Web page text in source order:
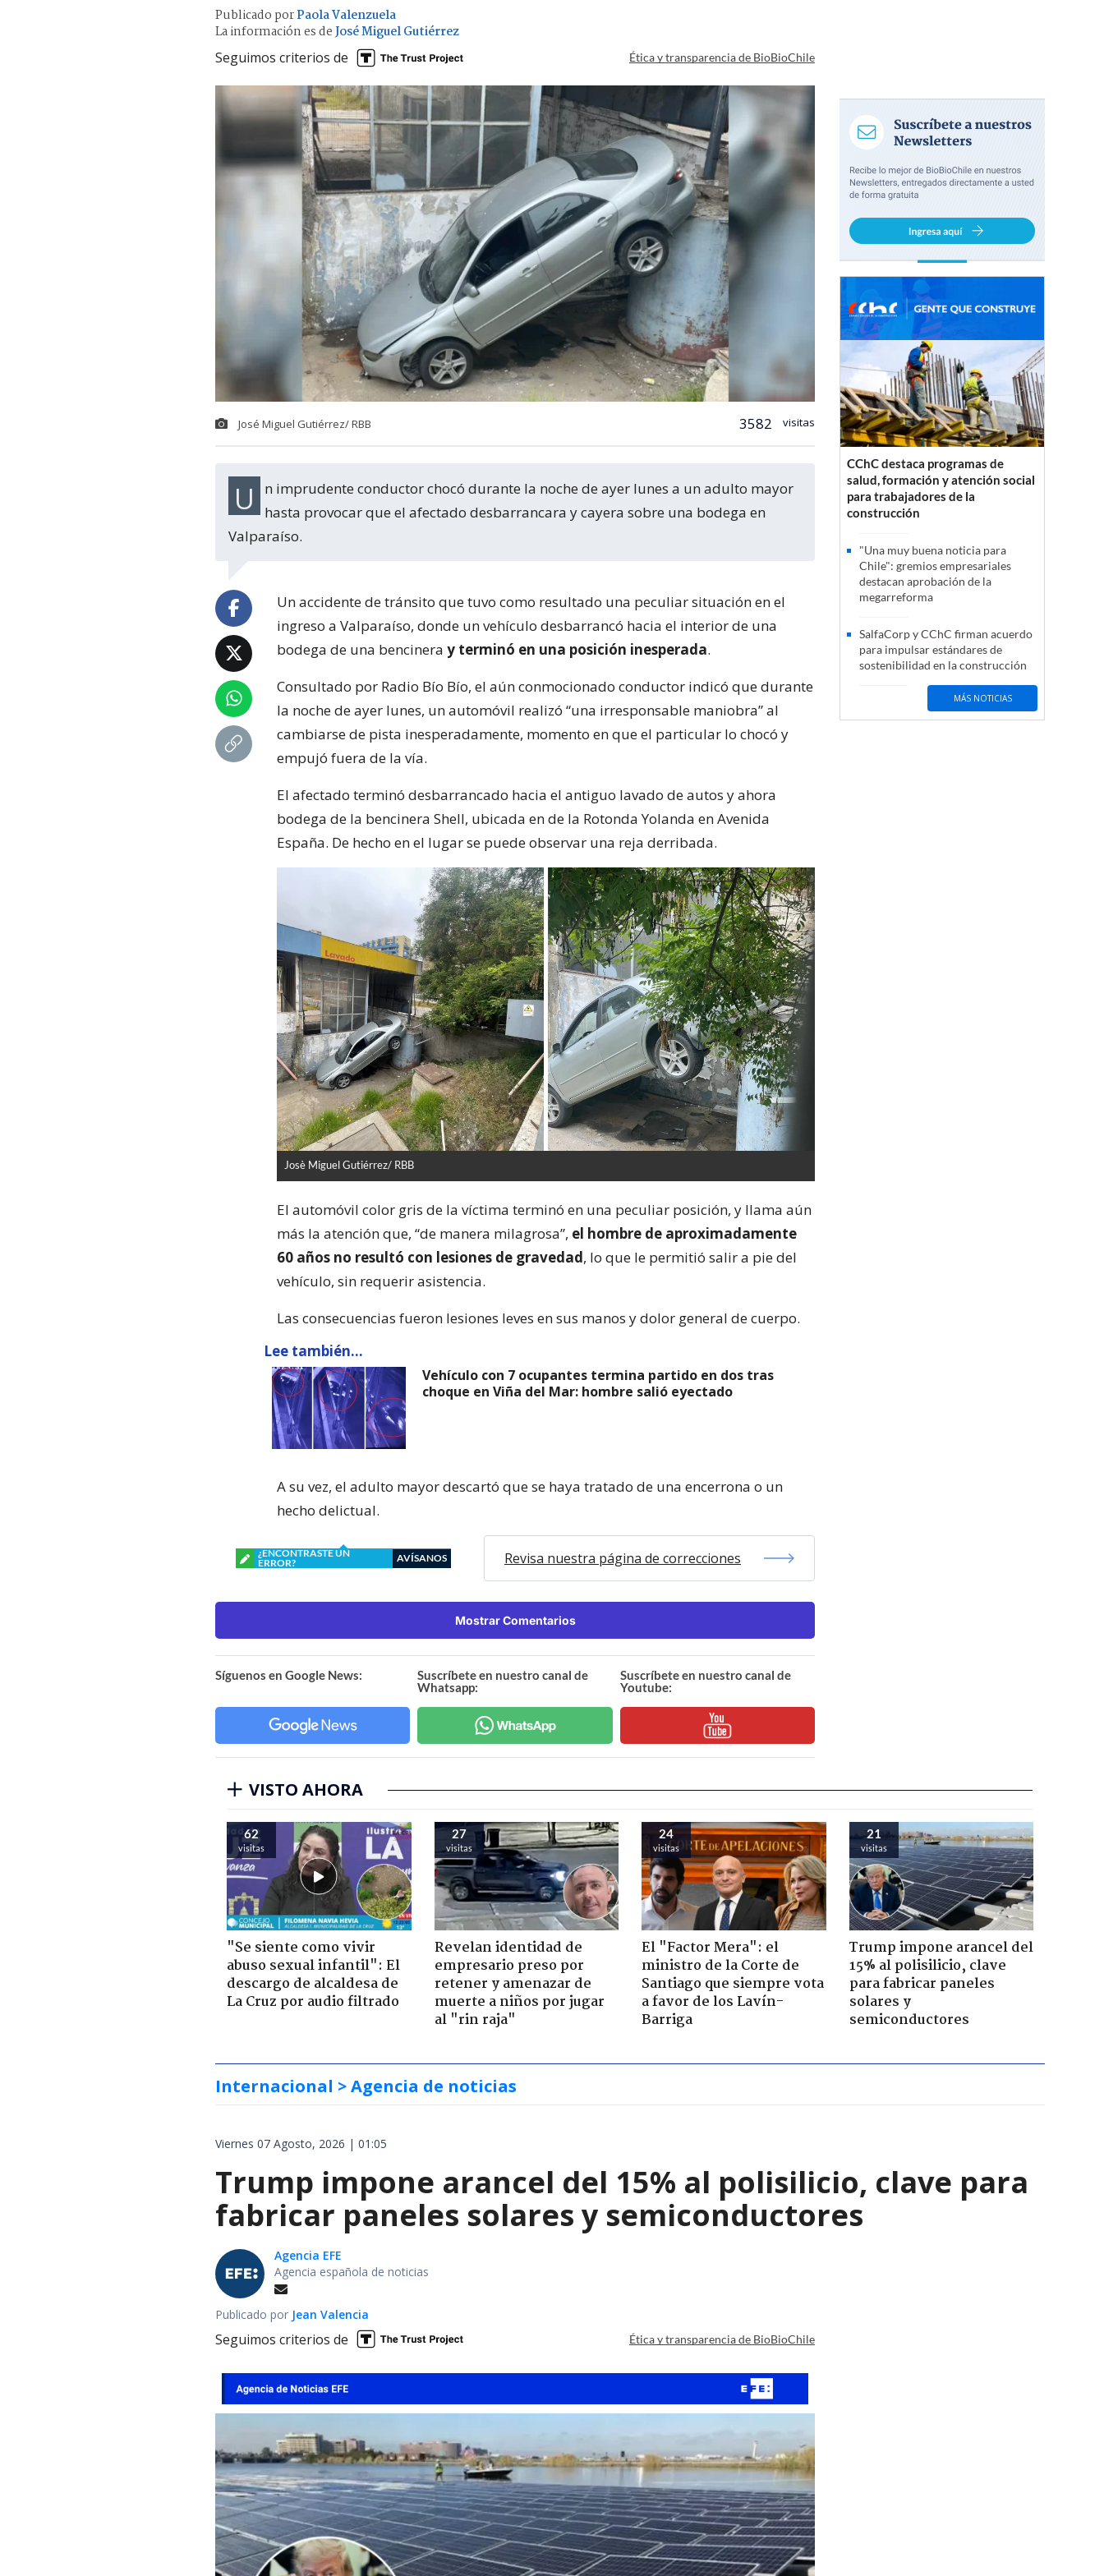
Publicado porPaola Valenzuela
La información es deJosé Miguel Gutiérrez
Seguimos criterios de Ética y transparencia de BioBioChile
José Miguel Gutiérrez/ RBB 3582 visitas
Un imprudente conductor chocó durante la noche de ayer lunes a un adulto mayor
hasta provocar que el afectado desbarrancara y cayera sobre una bodega en
Valparaíso.
Un accidente de tránsito que tuvo como resultado una peculiar situación en el
ingreso a Valparaíso, donde un vehículo desbarrancó hacia el interior de una
bodega de una bencinera y terminó en una posición inesperada.
Consultado por Radio Bío Bío, el aún conmocionado conductor indicó que durante
la noche de ayer lunes, un automóvil realizó “una irresponsable maniobra” al
cambiarse de pista inesperadamente, momento en que el particular lo chocó y
empujó fuera de la vía.
El afectado terminó desbarrancado hacia el antiguo lavado de autos y ahora
bodega de la bencinera Shell, ubicada en de la Rotonda Yolanda en Avenida
España. De hecho en el lugar se puede observar una reja derribada.
Josè Miguel Gutiérrez/ RBB
El automóvil color gris de la víctima terminó en una peculiar posición, y llama aún
más la atención que, “de manera milagrosa”, el hombre de aproximadamente
60 años no resultó con lesiones de gravedad, lo que le permitió salir a pie del
vehículo, sin requerir asistencia.
Las consecuencias fueron lesiones leves en sus manos y dolor general de cuerpo.
Lee también...
Vehículo con 7 ocupantes termina partido en dos tras
choque en Viña del Mar: hombre salió eyectado
A su vez, el adulto mayor descartó que se haya tratado de una encerrona o un
hecho delictual.
¿ENCONTRASTE UN
ERROR?
AVÍSANOS Revisa nuestra página de correcciones
Mostrar Comentarios
Síguenos en Google News:
Suscríbete en nuestro canal de
Whatsapp:
Suscríbete en nuestro canal de
Youtube:
CChC destaca programas de
salud, formación y atención social
para trabajadores de la
construcción
"Una muy buena noticia para
Chile": gremios empresariales
destacan aprobación de la
megarreforma
SalfaCorp y CChC firman acuerdo
para impulsar estándares de
sostenibilidad en la construcción
MÁS NOTICIAS
VISTO AHORA
62
visitas
"Se siente como vivir
abuso sexual infantil": El
descargo de alcaldesa de
La Cruz por audio filtrado
27
visitas
Revelan identidad de
empresario preso por
retener y amenazar de
muerte a niños por jugar
al "rin raja"
24
visitas
El "Factor Mera": el
ministro de la Corte de
Santiago que siempre vota
a favor de los Lavín-
Barriga
21
visitas
Trump impone arancel del
15% al polisilicio, clave
para fabricar paneles
solares y
semiconductores
Internacional > Agencia de noticias
Viernes 07 Agosto, 2026 | 01:05
Trump impone arancel del 15% al polisilicio, clave para
fabricar paneles solares y semiconductores
Agencia EFE
Agencia española de noticias
Publicado por Jean Valencia
Seguimos criterios de Ética y transparencia de BioBioChile